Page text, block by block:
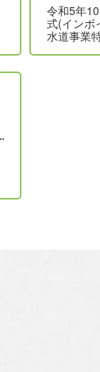
令和5年
式(インボ
水道事業